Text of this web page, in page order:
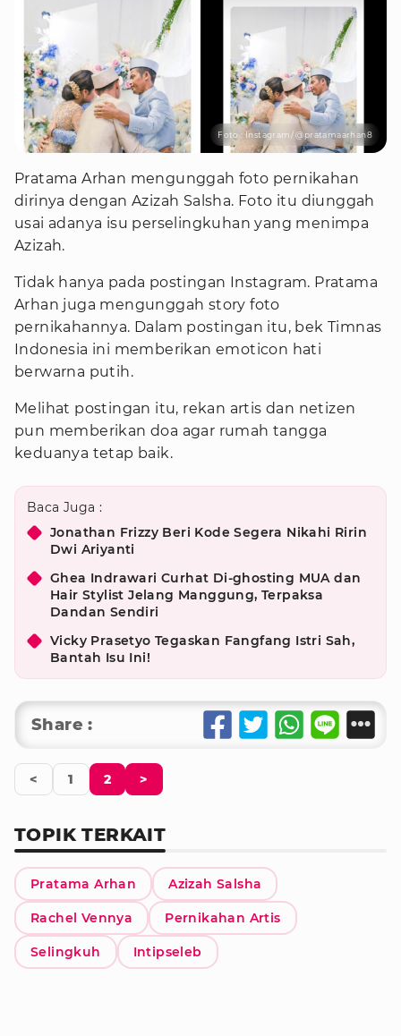
Foto : Instagram/ @pratamaarhan8
Pratama Arhan mengunggah foto pernikahan
dirinya dengan Azizah Salsha. Foto itu diunggah
usai adanya isu perselingkuhan yang menimpa
Azizah.
Tidak hanya pada postingan Instagram. Pratama
Arhan juga mengunggah story foto
pernikahannya. Dalam postingan itu, bek Timnas
Indonesia ini memberikan emoticon hati
berwarna putih.
Melihat postingan itu, rekan artis dan netizen
pun memberikan doa agar rumah tangga
keduanya tetap baik.
Baca Juga :
Jonathan Frizzy Beri Kode Segera Nikahi Ririn
Dwi Ariyanti
Ghea Indrawari Curhat Di-ghosting MUA dan
Hair Stylist Jelang Manggung, Terpaksa
Dandan Sendiri
Vicky Prasetyo Tegaskan Fangfang Istri Sah,
Bantah Isu Ini!
Share :
< 1 2 >
TOPIK TERKAIT
Pratama Arhan Azizah Salsha
Rachel Vennya Pernikahan Artis
Selingkuh Intipseleb